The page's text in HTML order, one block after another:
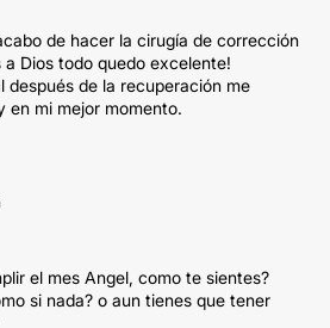
de hacer la cirugía de corrección
a Dios todo quedo excelente!
después de la recuperación me
en mi mejor momento.
el mes Angel, como te sientes?
si nada? o aun tienes que tener